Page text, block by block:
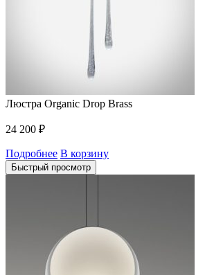
Люстра Organic Drop Brass
24 200 ₽
Подробнее В корзину
Быстрый просмотр